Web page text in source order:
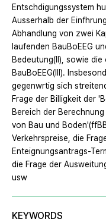
Entschdigungssystem
Ausserhalb der
Abhandlung von zwei
laufenden BauBoEEG
Bedeutung(Ⅱ), sowie
BauBoEEG(Ⅲ).
gegenwrtig sich
Frage der Billigkeit der
Bereich der
von Bau und
Verkehrspreise, die
Enteignungsantrags-
die Frage der
usw
KEYWORDS